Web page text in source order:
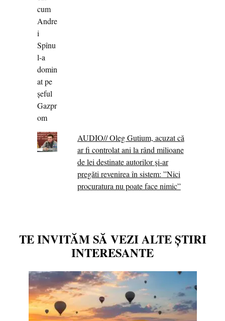
AUDIO// Oleg Gutium, acuzat că
ar fi controlat ani la rând milioane
de lei destinate autorilor și-ar
pregăti revenirea în sistem: ”Nici
procuratura nu poate face nimic”
TE INVITĂM SĂ VEZI ALTE ȘTIRI
INTERESANTE